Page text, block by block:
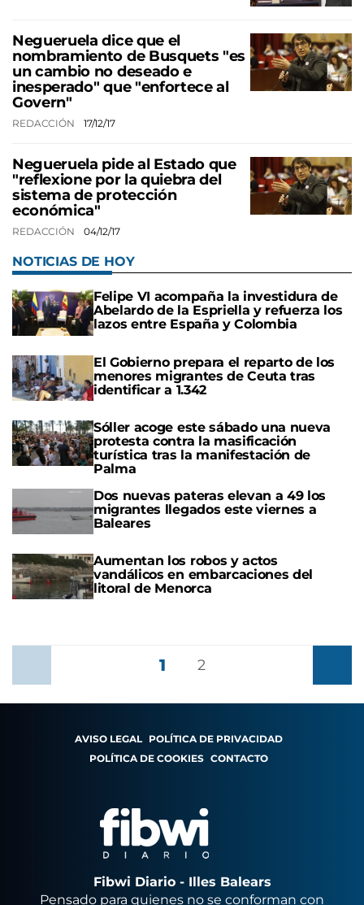
Negueruela dice que el
nombramiento de Busquets "es
un cambio no deseado e
inesperado" que "enfortece al
Govern"
REDACCIÓN 17/12/17
Negueruela pide al Estado que
"reflexione por la quiebra del
sistema de protección
económica"
REDACCIÓN 04/12/17
NOTICIAS DE HOY
Felipe VI acompaña la investidura de
Abelardo de la Espriella y refuerza los
lazos entre España y Colombia
El Gobierno prepara el reparto de los
menores migrantes de Ceuta tras
identificar a 1.342
Sóller acoge este sábado una nueva
protesta contra la masificación
turística tras la manifestación de
Palma
Dos nuevas pateras elevan a 49 los
migrantes llegados este viernes a
Baleares
Aumentan los robos y actos
vandálicos en embarcaciones del
litoral de Menorca
1 2
AVISO LEGAL POLÍTICA DE PRIVACIDAD
POLÍTICA DE COOKIES CONTACTO
Fibwi Diario - Illes Balears
Pensado para quienes no se conforman con